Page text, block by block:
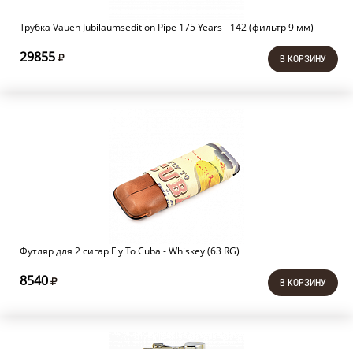
Трубка Vauen Jubilaumsedition Pipe 175 Years - 142 (фильтр 9 мм)
29855 В КОРЗИНУ
Футляр для 2 сигар Fly To Cuba - Whiskey (63 RG)
8540 В КОРЗИНУ